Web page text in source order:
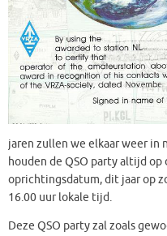
jaren zullen we elkaar weer in
houden de QSO party altijd
oprichtingsdatum, dit jaar op
16.00 uur lokale tijd.
Deze QSO party zal zoals